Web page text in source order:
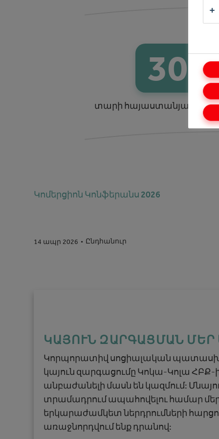
30
տարի հայաստանյան
14 ապր 2026 Ընդհանուր
Կոմերցիոն Կոնֆերանս 2026
ԿԱՅՈՒՆ ԶԱՐԳԱՑՄԱՆ ՄԵՐ
Կորպորատիվ սոցիալական
կայուն զարգացումը Կոկա-Կոլա ՀԲՔ-ի
անբաժանելի մասն են կազմում:
տրամադրում ապահովելու համար մեր
երկարաժամկետ ներդրումների
առաջնորդվում ենք դրանով: